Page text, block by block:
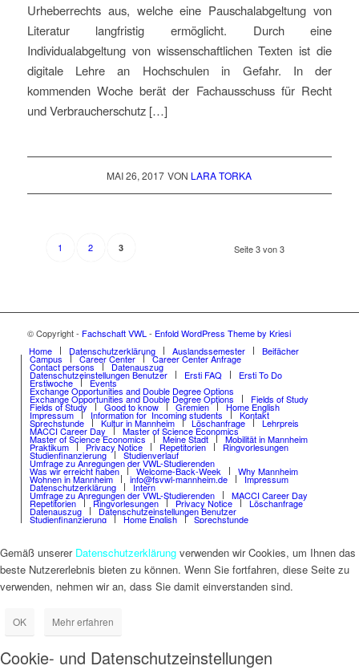
Urheberrechts aus, welche eine Pauschalabgeltung von
Literatur langfristig ermöglicht. Durch eine
Individualabgeltung von wissenschaftlichen Texten ist die
digitale Lehre an Hochschulen in Gefahr. In der
kommenden Woche berät der Fachausschuss für Recht
und Verbraucherschutz […]
MAI 26, 2017 VON LARA TORKA
Seite 3 von 3
1 2 3
© Copyright - Fachschaft VWL - Enfold WordPress Theme by Kriesi
Home
Datenschutzerklärung Auslandssemester Beifächer
Campus Career Center Career Center Anfrage
Contact persons Datenauszug
Datenschutzeinstellungen Benutzer Ersti FAQ Ersti To Do
Erstiwoche Events
Exchange Opportunities and Double Degree Options
Exchange Opportunities and Double Degree Options Fields of Study
Fields of Study Good to know Gremien Home English
Impressum Information for Incoming students Kontakt
Sprechstunde Kultur in Mannheim Löschanfrage Lehrpreis
MACCI Career Day Master of Science Economics
Master of Science Economics Meine Stadt Mobilität in Mannheim
Praktikum Privacy Notice Repetitorien Ringvorlesungen
Studienfinanzierung Studienverlauf
Umfrage zu Anregungen der VWL-Studierenden
Was wir erreicht haben Welcome-Back-Week Why Mannheim
Wohnen in Mannheim info@fsvwl-mannheim.de Impressum
Datenschutzerklärung Intern
Umfrage zu Anregungen der VWL-Studierenden MACCI Career Day
Repetitorien Ringvorlesungen Privacy Notice Löschanfrage
Datenauszug Datenschutzeinstellungen Benutzer
Studienfinanzierung Home English Sprechstunde
Gemäß unserer Datenschutzerklärung verwenden wir Cookies, um Ihnen das
beste Nutzererlebnis bieten zu können. Wenn Sie fortfahren, diese Seite zu
verwenden, nehmen wir an, dass Sie damit einverstanden sind.
OK Mehr erfahren
Cookie- und Datenschutzeinstellungen